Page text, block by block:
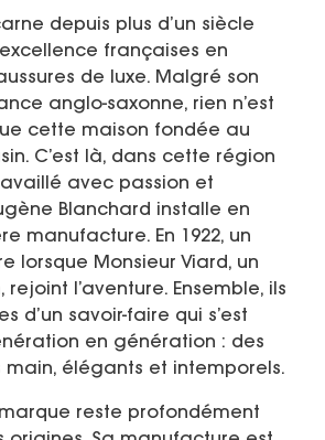
depuis plus d’un siècle
françaises en
de luxe. Malgré son
anglo-saxonne, rien n’est
cette maison fondée au
C’est là, dans cette région
avec passion et
Blanchard installe en
manufacture. En 1922, un
lorsque Monsieur Viard, un
l’aventure. Ensemble, ils
d’un savoir-faire qui s’est
en génération : des
main, élégants et intemporels.
marque reste profondément